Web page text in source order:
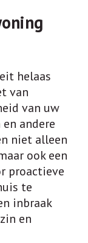
helaas
van
van uw
andere
niet alleen
ook een
proactieve
te
inbraak
en